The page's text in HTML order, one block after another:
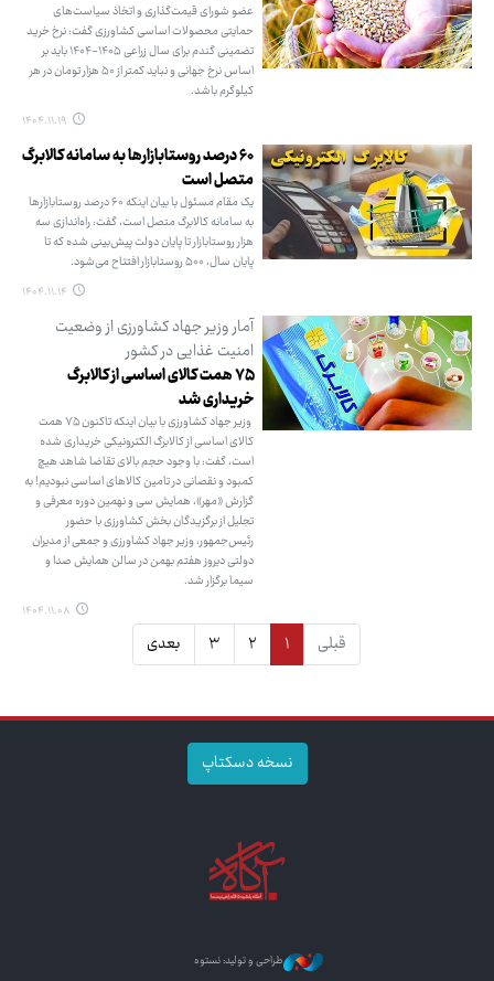
عضو شورای قیمت‌گذاری و اتخاذ سیاست‌های
حمایتی محصولات اساسی کشاورزی گفت: نرخ خرید
تضمینی گندم برای سال زراعی ۱۴۰۵-۱۴۰۴ باید بر
اساس نرخ جهانی و نباید کمتر از ۵۰ هزار تومان در هر
کیلوگرم باشد.
۱۴۰۴.۱۱.۱۹
۶۰ درصد روستابازارها به سامانه کالابرگ
متصل است
یک مقام مسئول با بیان اینکه ۶۰ درصد روستابازارها
به سامانه کالابرگ متصل است، گفت: راه‌اندازی سه
هزار روستابازار تا پایان دولت پیش‌بینی شده که تا
پایان سال، ۵۰۰ روستابازار افتتاح می‌شود.
۱۴۰۴.۱۱.۱۴
آمار وزیر جهاد کشاورزی از وضعیت
امنیت غذایی در کشور
۷۵ همت کالای اساسی از کالابرگ
خریداری شد
وزیر جهاد کشاورزی با بیان اینکه تاکنون ۷۵ همت
کالای اساسی از کالابرگ الکترونیکی خریداری شده
است، گفت: با وجود حجم بالای تقاضا شاهد هیچ
کمبود و نقصانی در تامین کالاهای اساسی نبودیم! به
گزارش «مهر»، همایش سی و نهمین دوره معرفی و
تجلیل از برگزیدگان بخش کشاورزی با حضور
رئیس‌جمهور، وزیر جهاد کشاورزی و جمعی از مدیران
دولتی دیروز هفتم بهمن در سالن همایش صدا و
سیما برگزار شد.
۱۴۰۴.۱۱.۰۸
قبلی ۱ ۲ ۳ بعدی
نسخه دسکتاپ
طراحی و تولید: نستوه